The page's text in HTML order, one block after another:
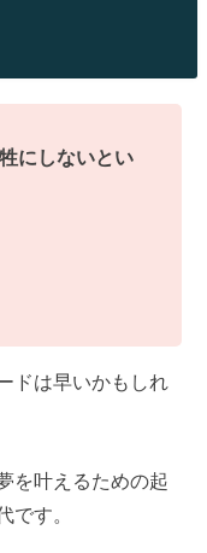
にしないとい
ドは早いかもしれ
を叶えるための起
です。